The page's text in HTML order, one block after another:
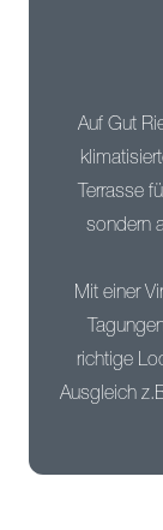
Auf Gut
Terrasse
sondern
Mit einer
richtige
Ausgleich